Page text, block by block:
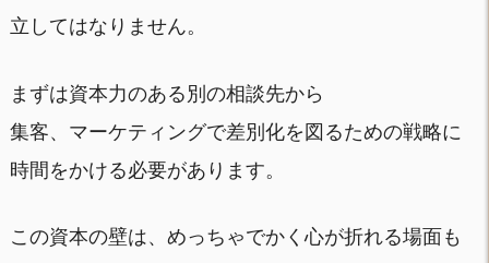
立してはなりません。
まずは資本力のある別の相談先から
集客、マーケティングで差別化を図るための戦略に
時間をかける必要があります。
この資本の壁は、めっちゃでかく心が折れる場面も